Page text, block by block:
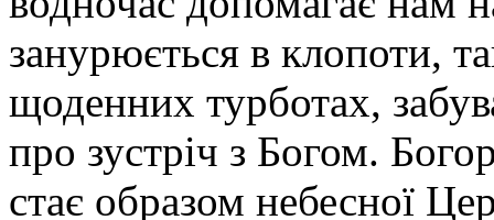
занурюється в клопоти,
щоденних турботах,
про зустріч з Богом.
стає образом небесної